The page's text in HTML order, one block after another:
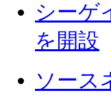
シーゲ
を開設
ソース